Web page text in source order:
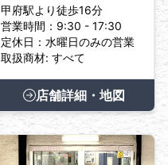
甲府駅より徒歩16分
営業時間：9:30 - 17:30
定休日：水曜日のみの営業
取扱商材: すべて
店舗詳細・地図